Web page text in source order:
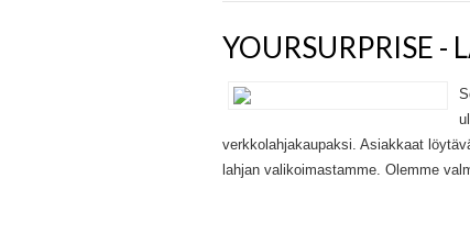
YOURSURPRISE -
verkkolahjakaupaksi. Asiakkaat
lahjan valikoimastamme. Olemme